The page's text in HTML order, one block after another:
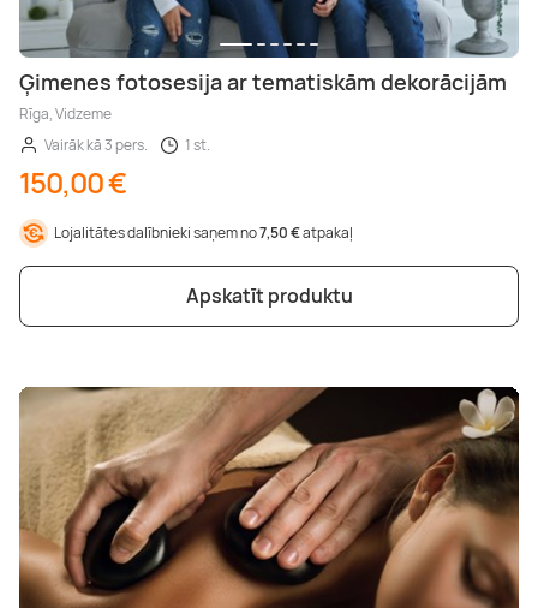
Ģimenes fotosesija ar tematiskām dekorācijām
Rīga, Vidzeme
Vairāk kā 3 pers.
1 st.
150,00 €
Lojalitātes dalībnieki saņem no7,50 €atpakaļ
Apskatīt produktu